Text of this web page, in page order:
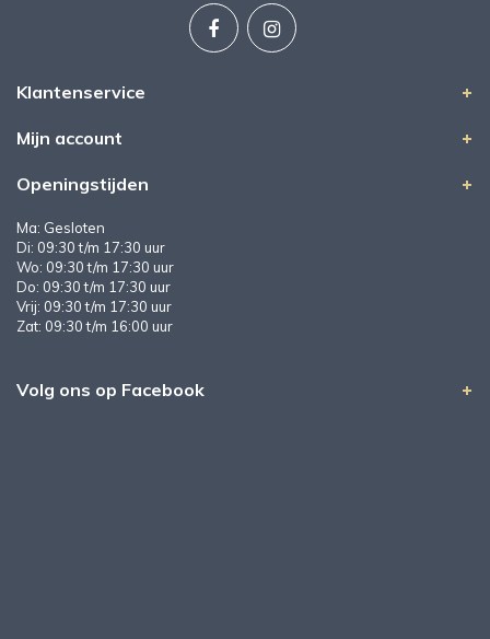
Klantenservice
Mijn account
Openingstijden
Ma: Gesloten
Di: 09:30 t/m 17:30 uur
Wo: 09:30 t/m 17:30 uur
Do: 09:30 t/m 17:30 uur
Vrij: 09:30 t/m 17:30 uur
Zat: 09:30 t/m 16:00 uur
Volg ons op Facebook